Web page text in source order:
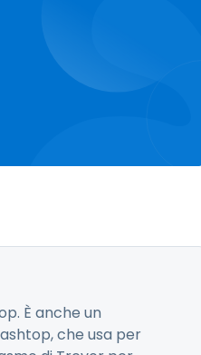
È anche un
che usa per